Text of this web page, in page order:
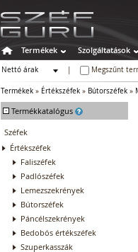
Termékek Szolgáltatások
Nettó árak
Megszűnt
Termékek » Értékszéfek » Bútorszéfek »
- Termékkatalógus
Széfek
Értékszéfek
Faliszéfek
Padlószéfek
Lemezszekrények
Bútorszéfek
Páncélszekrények
Bedobós értékszéfek
Szuperkasszák